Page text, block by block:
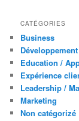
CATÉGORIES
Business
Education /
Expérience
Leadership /
Marketing
Non catégorizé